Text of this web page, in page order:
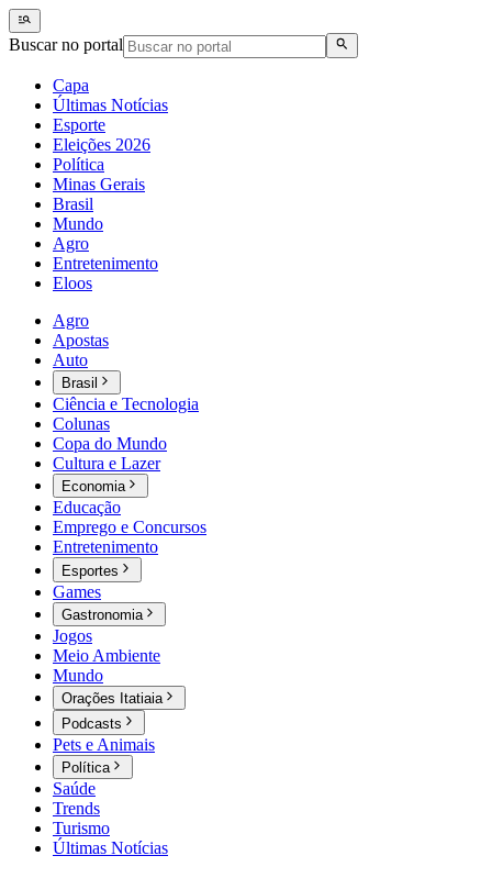
Buscar no portal
Capa
Últimas Notícias
Esporte
Eleições 2026
Política
Minas Gerais
Brasil
Mundo
Agro
Entretenimento
Eloos
Agro
Apostas
Auto
Brasil
Ciência e Tecnologia
Colunas
Copa do Mundo
Cultura e Lazer
Economia
Educação
Emprego e Concursos
Entretenimento
Esportes
Games
Gastronomia
Jogos
Meio Ambiente
Mundo
Orações Itatiaia
Podcasts
Pets e Animais
Política
Saúde
Trends
Turismo
Últimas Notícias